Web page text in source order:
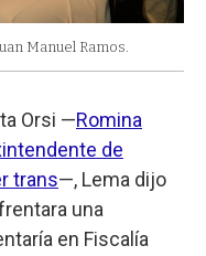
Manuel Ramos.
Orsi —Romina
de
trans—, Lema dijo
una
en Fiscalía